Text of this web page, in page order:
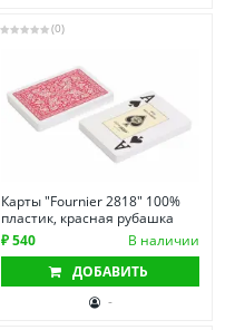
(0)
Карты "Fournier 2818" 100%
пластик, красная рубашка
₽ 540
В наличии
ДОБАВИТЬ
-